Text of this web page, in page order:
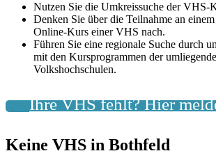
Nutzen Sie die Umkreissuche der VHS-
Denken Sie über die Teilnahme an
Online-Kurs einer VHS nach.
Führen Sie eine regionale Suche durch
mit den Kursprogrammen der
Volkshochschulen.
Ihre VHS fehlt? Hier
Keine VHS in Bothfeld